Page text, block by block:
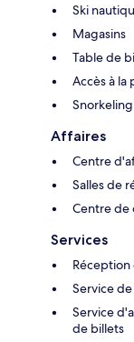
Ski
Magasins
Table de
Accès à la
Affaires
Centre
Salles de
Centre de
Services
Service
Service
de billets